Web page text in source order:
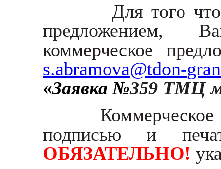
Для того
предложением,
коммерческое
s.abramova@tdon-
«Заявка №359 ТМЦ
Коммерческое
подписью и
ОБЯЗАТЕЛЬНО!